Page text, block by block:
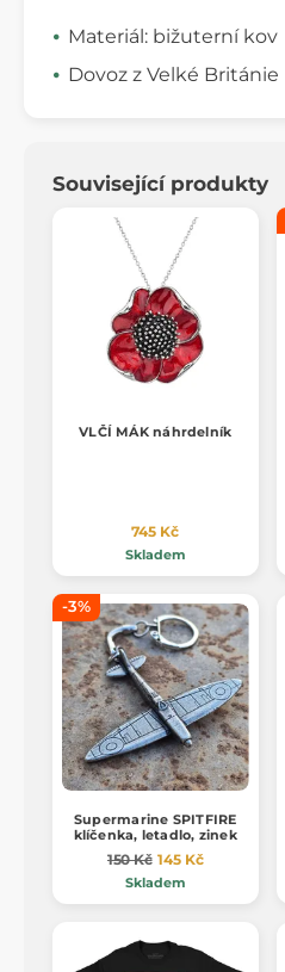
Materiál: bižuterní kov
Dovoz z Velké Británie
Související produkty
VLČÍ MÁK náhrdelník
745 Kč
Skladem
-3%
Supermarine SPITFIRE
klíčenka, letadlo, zinek
150 Kč 145 Kč
Skladem